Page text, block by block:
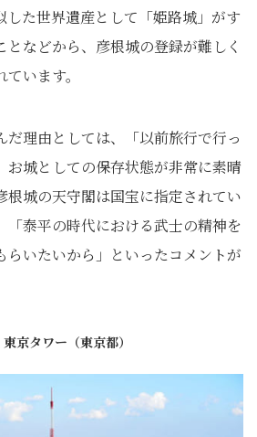
した世界遺産として「姫路城」がす
などから、彦根城の登録が難しく
います。
だ理由としては、「以前旅行で行っ
お城としての保存状態が非常に素晴
根城の天守閣は国宝に指定されてい
「泰平の時代における武士の精神を
らいたいから」といったコメントが
東京タワー（東京都）